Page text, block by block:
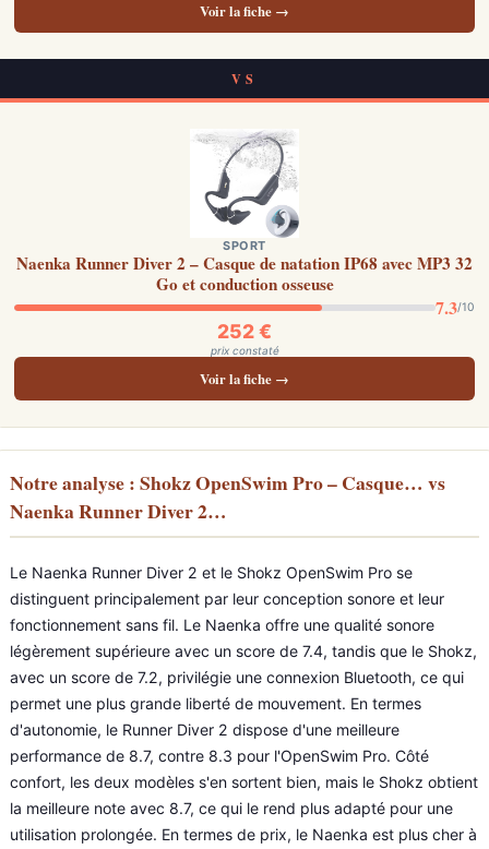
Voir la fiche →
VS
SPORT
Naenka Runner Diver 2 – Casque de natation IP68 avec MP3 32
Go et conduction osseuse
7.3/10
252 €
prix constaté
Voir la fiche →
Notre analyse : Shokz OpenSwim Pro – Casque… vs
Naenka Runner Diver 2…
Le Naenka Runner Diver 2 et le Shokz OpenSwim Pro se
distinguent principalement par leur conception sonore et leur
fonctionnement sans fil. Le Naenka offre une qualité sonore
légèrement supérieure avec un score de 7.4, tandis que le Shokz,
avec un score de 7.2, privilégie une connexion Bluetooth, ce qui
permet une plus grande liberté de mouvement. En termes
d'autonomie, le Runner Diver 2 dispose d'une meilleure
performance de 8.7, contre 8.3 pour l'OpenSwim Pro. Côté
confort, les deux modèles s'en sortent bien, mais le Shokz obtient
la meilleure note avec 8.7, ce qui le rend plus adapté pour une
utilisation prolongée. En termes de prix, le Naenka est plus cher à